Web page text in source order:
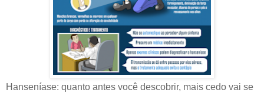
Hanseníase: quanto antes você descobrir, mais cedo vai se